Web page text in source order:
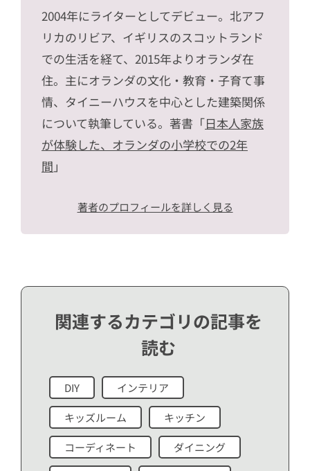
2004年にライターとしてデビュー。北アフ
リカのリビア、イギリスのスコットランド
での生活を経て、2015年よりオランダ在
住。主にオランダの文化・教育・子育て事
情、タイニーハウスを中心とした建築関係
について執筆している。著書「日本人家族
が体験した、オランダの小学校での2年
間 」
著者のプロフィールを詳しく見る
関連するカテゴリの記事を
読む
DIY インテリア
キッズルーム キッチン
コーディネート ダイニング